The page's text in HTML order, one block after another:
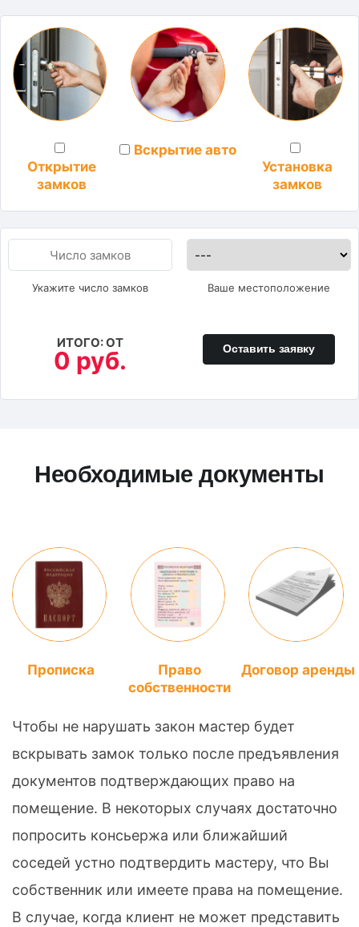
Открытие
замков
Вскрытие авто
Установка
замков
Укажите число замков Ваше местоположение
ИТОГО: ОТ
0 руб. Оставить заявку
Необходимые документы
Прописка
Право
собственности
Договор аренды
Чтобы не нарушать закон мастер будет
вскрывать замок только после предъявления
документов подтверждающих право на
помещение. В некоторых случаях достаточно
попросить консьержа или ближайший
соседей устно подтвердить мастеру, что Вы
собственник или имеете права на помещение.
В случае, когда клиент не может представить